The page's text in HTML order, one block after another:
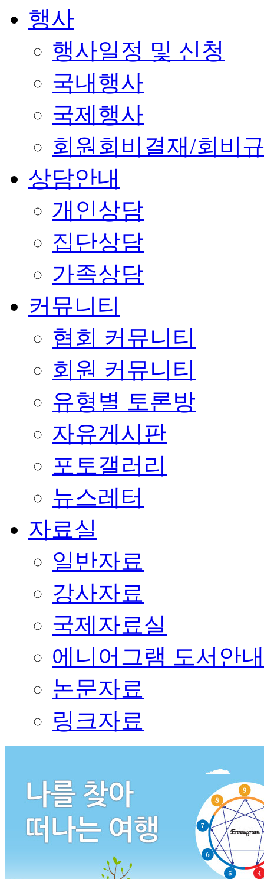
행사
행사일정 및 신청
국내행사
국제행사
회원회비결재/회비
상담안내
개인상담
집단상담
가족상담
커뮤니티
협회 커뮤니티
회원 커뮤니티
유형별 토론방
자유게시판
포토갤러리
뉴스레터
자료실
일반자료
강사자료
국제자료실
에니어그램 도서안내
논문자료
링크자료